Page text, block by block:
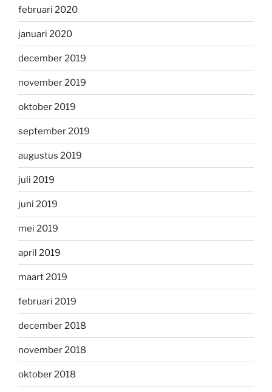
februari 2020
januari 2020
december 2019
november 2019
oktober 2019
september 2019
augustus 2019
juli 2019
juni 2019
mei 2019
april 2019
maart 2019
februari 2019
december 2018
november 2018
oktober 2018